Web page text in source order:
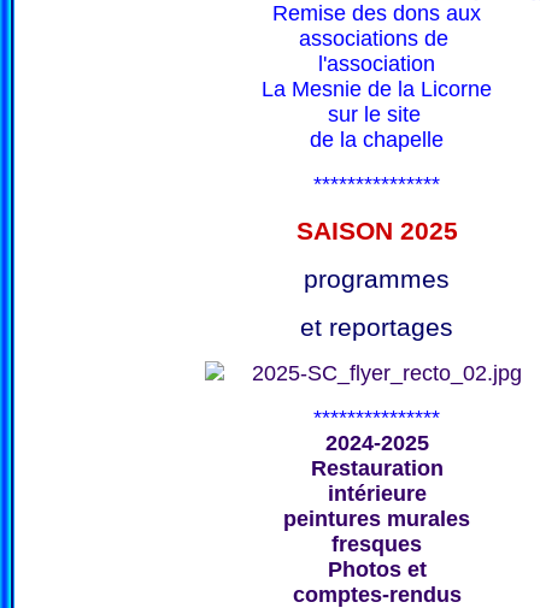
Remise des dons aux
associations de
l'association
La Mesnie de la Licorne
sur le site
de la chapelle
***************
SAISON 2025
programmes
et reportages
***************
2024-2025
Restauration
intérieure
peintures murales
fresques
Photos et
comptes-rendus